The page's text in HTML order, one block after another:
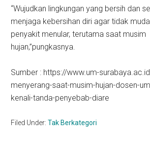
“Wujudkan lingkungan yang bersih dan
menjaga kebersihan diri agar tidak
penyakit menular, terutama saat musim
hujan,”pungkasnya.
Sumber : https://www.um-
menyerang-saat-musim-hujan-dosen-
kenali-tanda-penyebab-diare
Filed Under:Tak Berkategori